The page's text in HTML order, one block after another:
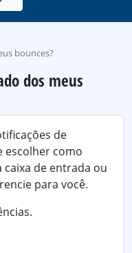
bounces?
dos meus
de
escolher como
de entrada ou
para você.